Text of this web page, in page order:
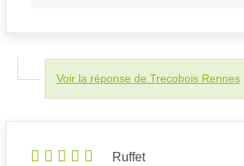
Voir la réponse de Trecobois Rennes
Ruffet